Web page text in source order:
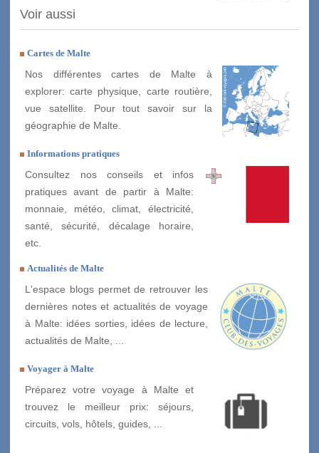
Voir aussi
Cartes de Malte
Nos différentes cartes de Malte à
explorer: carte physique, carte routière,
vue satellite. Pour tout savoir sur la
géographie de Malte.
Informations pratiques
Consultez nos conseils et infos
pratiques avant de partir à Malte:
monnaie, météo, climat, électricité,
santé, sécurité, décalage horaire,
etc.
Actualités de Malte
L'espace blogs permet de retrouver les
dernières notes et actualités de voyage
à Malte: idées sorties, idées de lecture,
actualités de Malte, ...
Voyager à Malte
Préparez votre voyage à Malte et
trouvez le meilleur prix: séjours,
circuits, vols, hôtels, guides, ...